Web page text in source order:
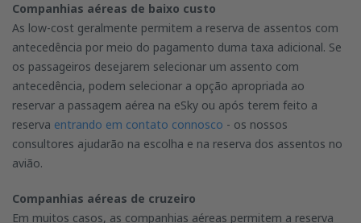
Companhias aéreas de baixo custo
As low-cost geralmente permitem a reserva de assentos com
antecedência por meio do pagamento duma taxa adicional. Se
os passageiros desejarem selecionar um assento com
antecedência, podem selecionar a opção apropriada ao
reservar a passagem aérea na eSky ou após terem feito a
reserva entrando em contato connosco - os nossos
consultores ajudarão na escolha e na reserva dos assentos no
avião.
Companhias aéreas de cruzeiro
Em muitos casos, as companhias aéreas permitem a reserva